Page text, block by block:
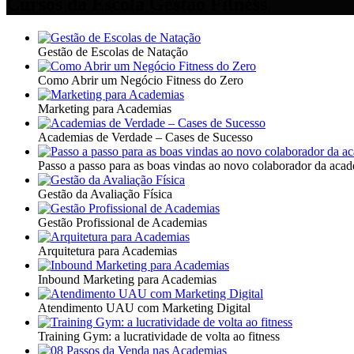
Gestão de Escolas de Natação
Como Abrir um Negócio Fitness do Zero
Marketing para Academias
Academias de Verdade – Cases de Sucesso
Passo a passo para as boas vindas ao novo colaborador da
Gestão da Avaliação Física
Gestão Profissional de Academias
Arquitetura para Academias
Inbound Marketing para Academias
Atendimento UAU com Marketing Digital
Training Gym: a lucratividade de volta ao fitness